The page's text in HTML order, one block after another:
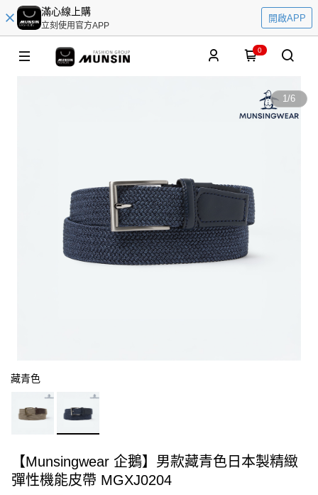
滿心線上購
立刻使用官方APP
開啟APP
0
1/6
藏青色
【Munsingwear 企鵝】男款藏青色日本製精緻
彈性機能皮帶 MGXJ0204